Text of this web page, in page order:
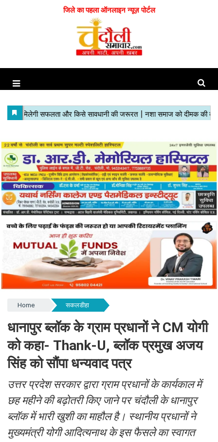
जिले का पहला ऑनलाइन न्यूज़ पोर्टल
Home सकलडीहा
धानापुर ब्लॉक के ग्राम प्रधानों ने CM योगी
को कहा- Thank-U, ब्लॉक प्रमुख अजय
सिंह को सौंपा धन्यवाद पत्र
उत्तर प्रदेश सरकार द्वारा ग्राम प्रधानों के कार्यकाल में
छह महीने की बढ़ोतरी किए जाने पर चंदौली के धानापुर
ब्लॉक में भारी खुशी का माहौल है। स्थानीय प्रधानों ने
मुख्यमंत्री योगी आदित्यनाथ के इस फैसले का स्वागत